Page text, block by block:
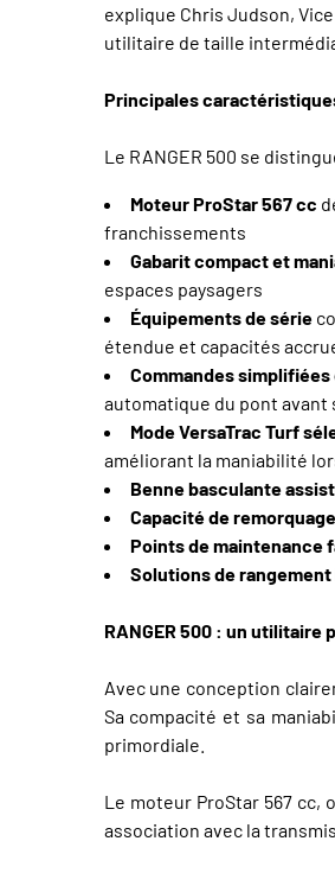
explique Chris Judson,
utilitaire de taille
Principales
Le RANGER 500 se
Moteur ProStar 567 cc
franchissements
Gabarit compact et
espaces paysagers
Équipements de série
étendue et capacités
Commandes
automatique du pont
Mode VersaTrac Turf
améliorant la maniabilité
Benne basculante
Capacité de
Points de maintenance
Solutions de
RANGER 500 : un utilitaire
Avec une conception
Sa compacité et sa
primordiale.
Le moteur ProStar 567
association avec la